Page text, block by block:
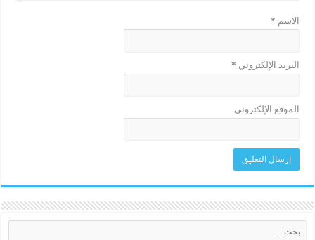
الاسم *
البريد الإلكتروني *
الموقع الإلكتروني